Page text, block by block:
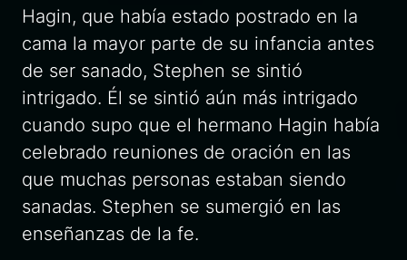
Hagin, que había estado postrado en la
cama la mayor parte de su infancia antes
de ser sanado, Stephen se sintió
intrigado. Él se sintió aún más intrigado
cuando supo que el hermano Hagin había
celebrado reuniones de oración en las
que muchas personas estaban siendo
sanadas. Stephen se sumergió en las
enseñanzas de la fe.